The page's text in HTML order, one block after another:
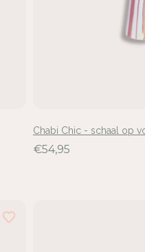
Chabi Chic - schaal op
€54,95